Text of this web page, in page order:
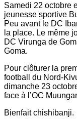
Samedi 22 octobre
jeunesse sportive
Peu avant le DC
la place. Le même
DC Virunga de
Goma.
Pour clôturer la
football du Nord-
dimanche 23
face à l’OC
Bienfait chishibanji.